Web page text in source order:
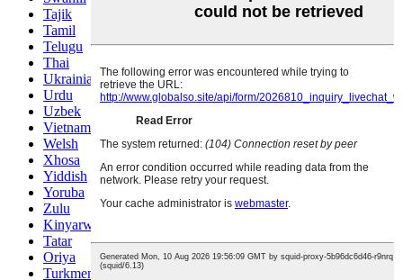
Tajik
Tamil
Telugu
Thai
Ukrainian
Urdu
Uzbek
Vietnamese
Welsh
Xhosa
Yiddish
Yoruba
Zulu
Kinyarwanda
Tatar
Oriya
Turkmen